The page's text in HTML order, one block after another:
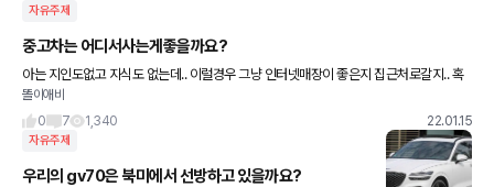
자유주제
중고차는 어디서사는게좋을까요?
아는 지인도없고 지식도 없는데.. 이럴경우 그냥 인터넷매장이 좋은지 집근처로갈지.. 혹
시 추천..좀
똘이애비
0
7 1,340 22.01.15
자유주제
우리의 gv70은 북미에서 선방하고 있을까요?